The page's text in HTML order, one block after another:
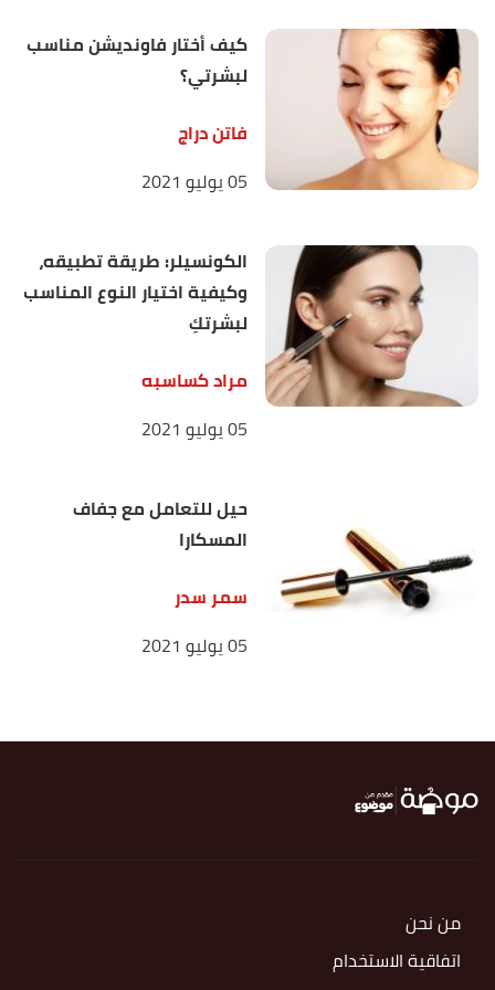
كيف أختار فاونديشن مناسب
لبشرتي؟
فاتن دراج
05 يوليو 2021
الكونسيلر: طريقة تطبيقه،
وكيفية اختيار النوع المناسب
لبشرتكِ
مراد كساسبه
05 يوليو 2021
حيل للتعامل مع جفاف
المسكارا
سمر سدر
05 يوليو 2021
من نحن
اتفاقية الاستخدام